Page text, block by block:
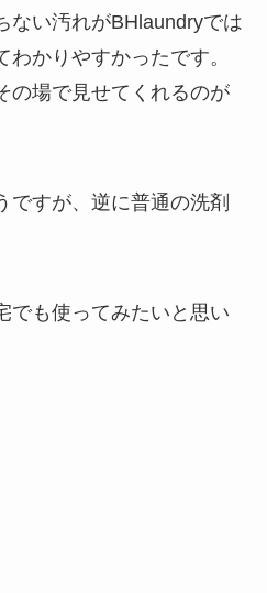
ない汚れがBHlaundryでは
かりやすかったです。
の場で見せてくれるのが
ですが、逆に普通の洗剤
でも使ってみたいと思い